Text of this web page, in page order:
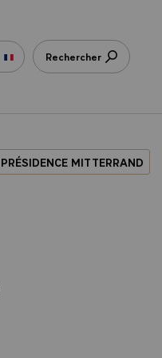
Rechercher
PRÉSIDENCE MITTERRAND